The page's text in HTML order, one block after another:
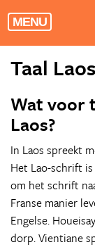
MENU
Taal Laos
Wat voor
Laos?
In Laos spreekt
Het Lao-schrift
om het schrift
Franse manier
Engelse.
dorp. Vientiane